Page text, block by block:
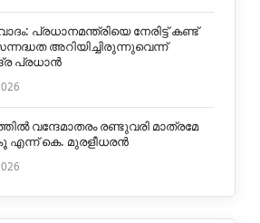
പ്രധാനമന്ത്രിയെ നേരിട്ട് കണ്ട്
അറിയിച്ചിരുന്നുവെന്ന്
പ്രധാൻ
വന്ദേമാതരം രണ്ടുവരി മാത്രമേ
എന്ന് കെ. മുരളീധരൻ